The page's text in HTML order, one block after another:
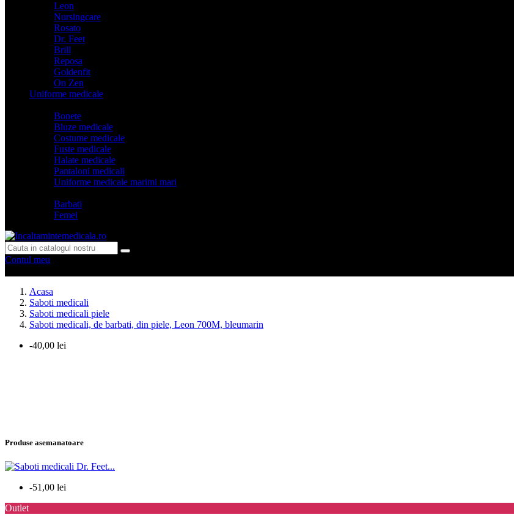
Leon
Nursingcare
Rosato
Dr. Feet
Brill
Reposa
Goldenfit
On Zen
Uniforme medicale
Bonete
Bluze medicale
Costume medicale
Fuste medicale
Halate medicale
Pantaloni medicali
Uniforme medicale marimi mari
Barbati
Femei
Contul meu
Acasa
Saboti medicali
Saboti medicali piele
Saboti medicali, de barbati, din piele, Leon 700M, bleumarin
-40,00 lei
Produse asemanatoare
-51,00 lei
Outlet